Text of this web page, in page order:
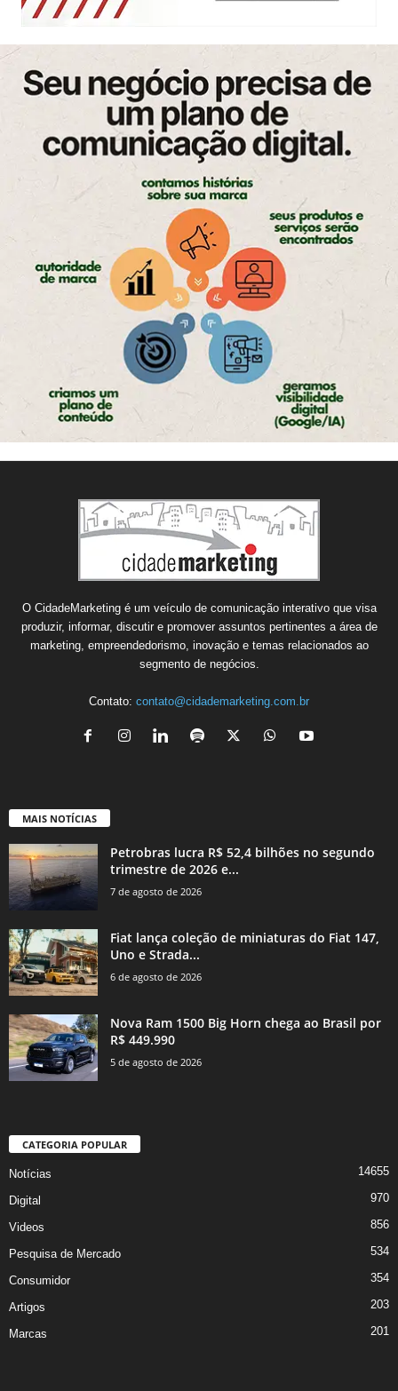
O CidadeMarketing é um veículo de comunicação interativo que visa
produzir, informar, discutir e promover assuntos pertinentes a área de
marketing, empreendedorismo, inovação e temas relacionados ao
segmento de negócios.
Contato: contato@cidademarketing.com.br
MAIS NOTÍCIAS
Petrobras lucra R$ 52,4 bilhões no segundo
trimestre de 2026 e...
7 de agosto de 2026
Fiat lança coleção de miniaturas do Fiat 147,
Uno e Strada...
6 de agosto de 2026
Nova Ram 1500 Big Horn chega ao Brasil por
R$ 449.990
5 de agosto de 2026
CATEGORIA POPULAR
Notícias 14655
Digital 970
Videos 856
Pesquisa de Mercado 534
Consumidor 354
Artigos 203
Marcas 201